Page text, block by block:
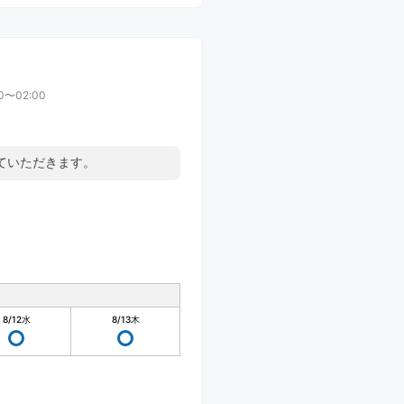
〜02:00
ただきます。
8/12水 8/13木